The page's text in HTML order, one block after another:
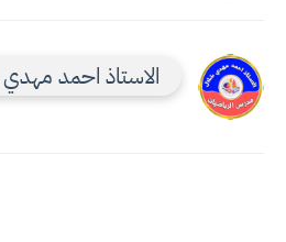
الاستاذ احمد مهدي 1